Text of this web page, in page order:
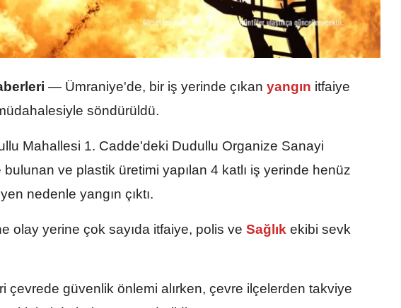
— Ümraniye'de, bir iş yerinde çıkan yangın itfaiye
söndürüldü.
Mahallesi 1. Cadde'deki Dudullu Organize Sanayi
ve plastik üretimi yapılan 4 katlı iş yerinde henüz
nedenle yangın çıktı.
olay yerine çok sayıda itfaiye, polis ve Sağlık ekibi sevk
çevrede güvenlik önlemi alırken, çevre ilçelerden takviye